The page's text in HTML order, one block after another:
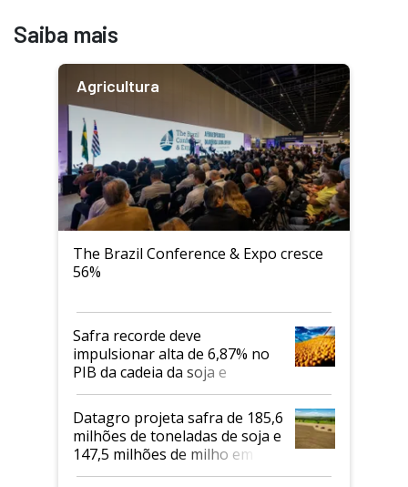
Saiba mais
Agricultura
The Brazil Conference & Expo cresce
56%
Safra recorde deve
impulsionar alta de 6,87% no
PIB da cadeia da soja e
biodiesel em 2026
Datagro projeta safra de 185,6
milhões de toneladas de soja e
147,5 milhões de milho em
2026/27